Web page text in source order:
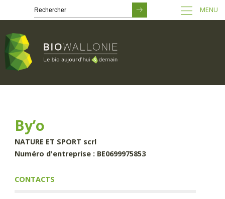
principal
MENU
By’o
NATURE ET SPORT scrl
Numéro d'entreprise : BE0699975853
CONTACTS